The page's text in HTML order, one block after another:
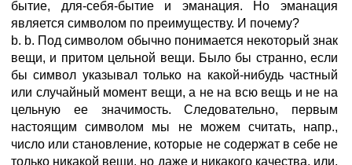
бытие, для-себя-бытие и эманация. Но эманация
является символом по преимуществу. И почему?
b. b. Под символом обычно понимается некоторый знак
вещи, и притом цельной вещи. Было бы странно, если
бы символ указывал только на какой-нибудь частный
или случайный момент вещи, а не на всю вещь и не на
цельную ее значимость. Следовательно, первым
настоящим символом мы не можем считать, напр.,
число или становление, которые не содержат в себе не
только никакой вещи, но даже и никакого качества, или,